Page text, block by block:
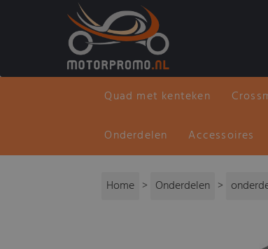
Quad met kenteken
Onderdelen Accessoires
Home > Onderdelen >